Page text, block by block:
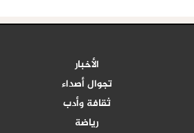
الأخبار
تجوال أصداء
ثقافة وأدب
رياضة